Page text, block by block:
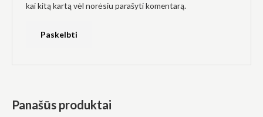
kai kitą kartą vėl norėsiu parašyti komentarą.
Panašūs produktai